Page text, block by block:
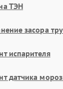
ТЭН
засора
испарителя
датчика